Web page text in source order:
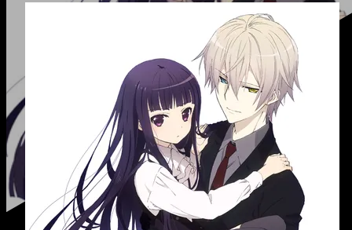
INTERVIEWS
RECRUIT
- 募集職種
- クリエイター